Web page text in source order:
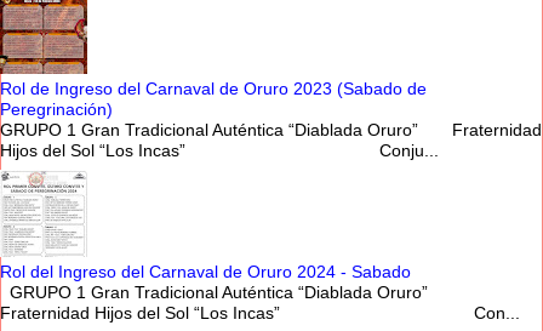
Rol de Ingreso del Carnaval de Oruro 2023 (Sabado de
Peregrinación)
GRUPO 1 Gran Tradicional Auténtica “Diablada Oruro” Fraternidad
Hijos del Sol “Los Incas” Conju...
Rol del Ingreso del Carnaval de Oruro 2024 - Sabado
GRUPO 1 Gran Tradicional Auténtica “Diablada Oruro”
Fraternidad Hijos del Sol “Los Incas” Con...